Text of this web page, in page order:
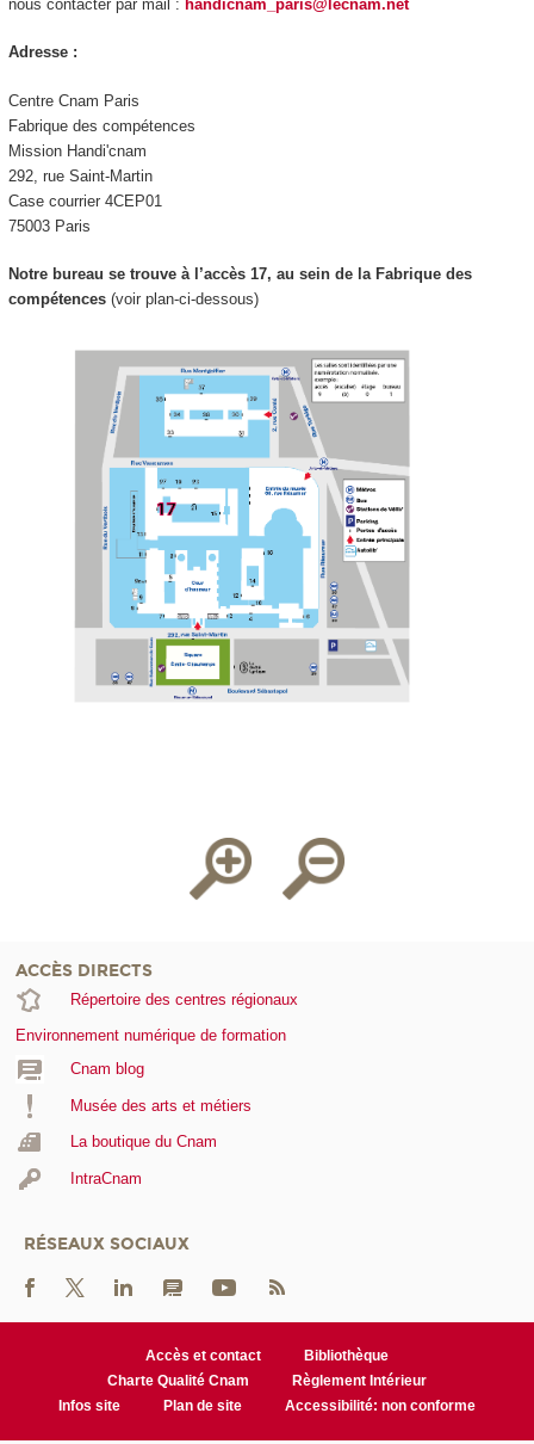
nous contacter par mail : handicnam_paris@lecnam.net
Adresse :
Centre Cnam Paris
Fabrique des compétences
Mission Handi'cnam
292, rue Saint-Martin
Case courrier 4CEP01
75003 Paris
Notre bureau se trouve à l’accès 17, au sein de la Fabrique des
compétences (voir plan-ci-dessous)
ACCÈS DIRECTS
Répertoire des centres régionaux
Environnement numérique de formation
Cnam blog
Musée des arts et métiers
La boutique du Cnam
IntraCnam
RÉSEAUX SOCIAUX
Accès et contact
Bibliothèque
Charte Qualité Cnam
Règlement Intérieur
Infos site
Plan de site Accessibilité: non conforme